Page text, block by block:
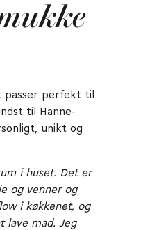
passer perfekt til
til Hanne-
unikt og
i huset. Det er
og venner og
i køkkenet, og
lave mad. Jeg